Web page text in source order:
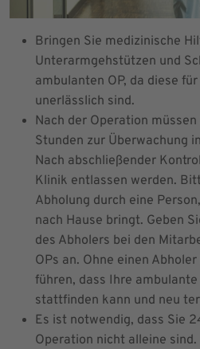
Bringen Sie medizinische
Unterarmgehstützen und
ambulanten OP, da diese
unerlässlich sind.
Nach der Operation
Stunden zur Überwachung
Nach abschließender
Klinik entlassen werden.
Abholung durch eine
nach Hause bringt. Geben
des Abholers bei den
OPs an. Ohne einen
führen, dass Ihre
stattfinden kann und neu
Es ist notwendig, dass Sie
Operation nicht alleine sind.